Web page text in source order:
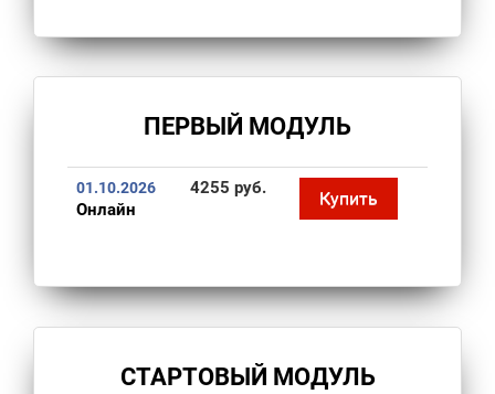
ПЕРВЫЙ МОДУЛЬ
01.10.2026
Онлайн
4255 руб. Купить
СТАРТОВЫЙ МОДУЛЬ